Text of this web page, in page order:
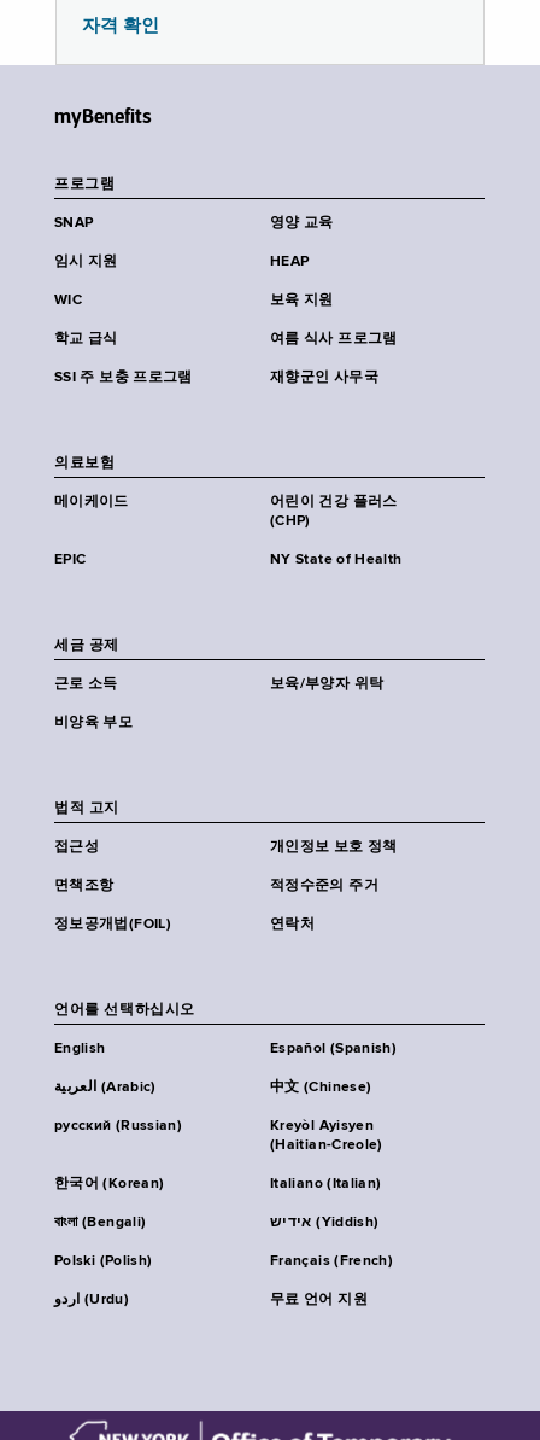
자격 확인
myBenefits
프로그램
SNAP 영양 교육
임시 지원 HEAP
WIC 보육 지원
학교 급식 여름 식사 프로그램
SSI 주 보충 프로그램 재향군인 사무국
의료보험
메이케이드
어린이 건강 플러스
(CHP)
EPIC NY State of Health
세금 공제
근로 소득 보육/부양자 위탁
비양육 부모
법적 고지
접근성 개인정보 보호 정책
면책조항 적정수준의 주거
정보공개법(FOIL) 연락처
언어를 선택하십시오
English Español (Spanish)
العربية (Arabic) 中文 (Chinese)
русский (Russian)
Kreyòl Ayisyen
(Haitian-Creole)
한국어 (Korean) Italiano (Italian)
বাংলা (Bengali) אידיש (Yiddish)
Polski (Polish) Français (French)
اردو (Urdu) 무료 언어 지원